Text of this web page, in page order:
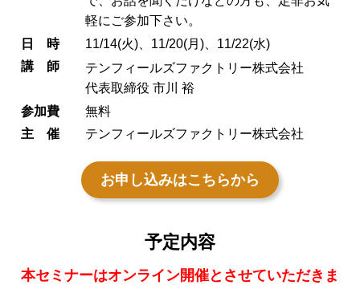
軽にご参加下さい。
日時
11/14(火)、11/20(月)、11/22(水)
講師
テンフィールズファクトリー株式会社
代表取締役 市川 裕
参加費
無料
主催
テンフィールズファクトリー株式会社
お申し込みはこちらから
予定内容
本セミナーはオンライン開催とさせていただきま